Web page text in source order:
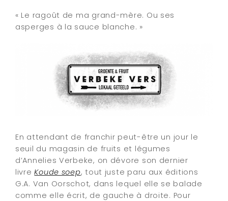
« Le ragoût de ma grand-mère. Ou ses
asperges à la sauce blanche. »
En attendant de franchir peut-être un jour le
seuil du magasin de fruits et légumes
d’Annelies Verbeke, on dévore son dernier
livreKoude soep, tout juste paru aux éditions
G.A. Van Oorschot, dans lequel elle se balade
comme elle écrit, de gauche à droite. Pour